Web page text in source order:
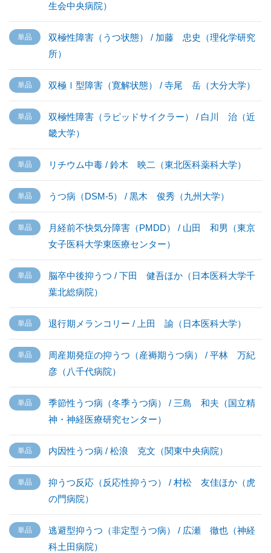
生会中央病院）
双極性障害（うつ状態） / 加藤 忠史（理化学研究
所）
双極Ⅰ型障害（寛解状態） / 寺尾 岳（大分大学）
双極性障害（ラピッドサイクラー） / 白川 治（近
畿大学）
リチウム中毒 / 鈴木 映二（東北医科薬科大学）
うつ病（DSM-5） / 黒木 俊秀（九州大学）
月経前不快気分障害（PMDD） / 山田 和男（東京
女子医科大学東医療センター）
脳卒中後抑うつ / 下田 健吾ほか（日本医科大学千
葉北総病院）
退行期メランコリー / 上田 諭（日本医科大学）
周産期発症の抑うつ（産褥期うつ病） / 平林 万紀
彦（八千代病院）
季節性うつ病（冬季うつ病） / 三島 和夫（国立精
神・神経医療研究センター）
内因性うつ病 / 松浪 克文（関東中央病院）
抑うつ反応（反応性抑うつ） / 村松 友佳ほか（虎
の門病院）
逃避型抑うつ（非定型うつ病） / 広瀬 徹也（神経
科土田病院）